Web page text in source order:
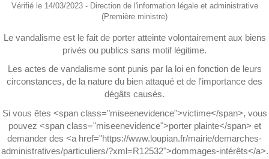
Vérifié le 14/03/2023 - Direction de l'information légale et administrative
(Première ministre)
Le vandalisme est le fait de porter atteinte volontairement aux biens
privés ou publics sans motif légitime.
Les actes de vandalisme sont punis par la loi en fonction de leurs
circonstances, de la nature du bien attaqué et de l'importance des
dégâts causés.
Si vous êtes <span class="miseenevidence">victime</span>, vous
pouvez <span class="miseenevidence">porter plainte</span> et
demander des <a href="https://www.loupian.fr/mairie/demarches-
administratives/particuliers/?xml=R12532">dommages-intérêts</a>.